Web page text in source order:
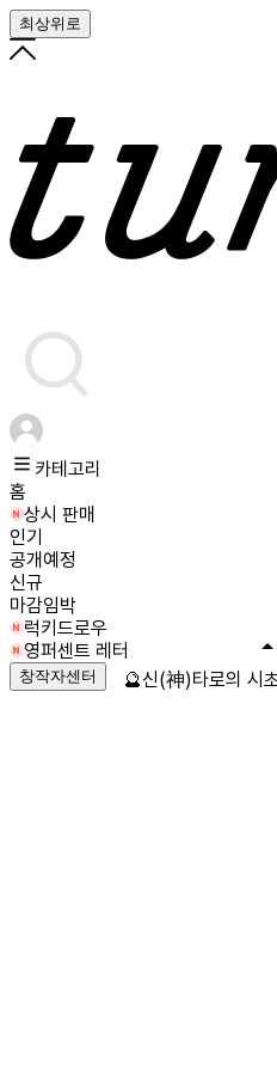
최상위로
카테고리
홈
상시 판매
인기
공개예정
신규
마감임박
럭키드로우
영퍼센트 레터
창작자센터 🔮신(神)타로의 시